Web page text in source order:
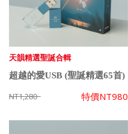
天韻精選聖誕合輯
超越的愛USB (聖誕精選65首)
NT1,280 特價NT980